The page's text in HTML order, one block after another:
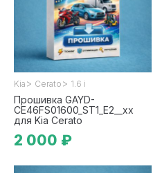
Kia > Cerato > 1.6 i
Прошивка GAYD-
CE46FS01600_ST1_E2__xx
для Kia Cerato
2 000 ₽